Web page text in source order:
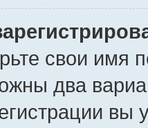
свои имя
два
вы